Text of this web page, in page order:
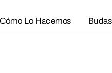
Cómo Lo Hacemos
Budas